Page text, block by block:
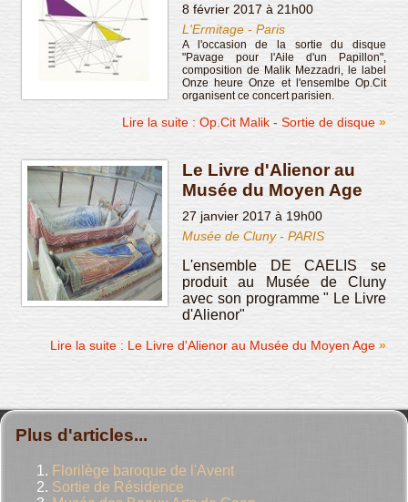
8 février 2017 à 21h00
L'Ermitage - Paris
A l'occasion de la sortie du disque
"Pavage pour l'Aile d'un Papillon",
composition de Malik Mezzadri, le label
Onze heure Onze et l'ensemlbe Op.Cit
organisent ce concert parisien.
Lire la suite : Op.Cit Malik - Sortie de disque
Le Livre d'Alienor au
Musée du Moyen Age
27 janvier 2017 à 19h00
Musée de Cluny - PARIS
L'ensemble DE CAELIS se
produit au Musée de Cluny
avec son programme " Le Livre
d'Alienor"
Lire la suite : Le Livre d'Alienor au Musée du Moyen Age
Plus d'articles...
Florilège baroque de l'Avent
Sortie de Résidence